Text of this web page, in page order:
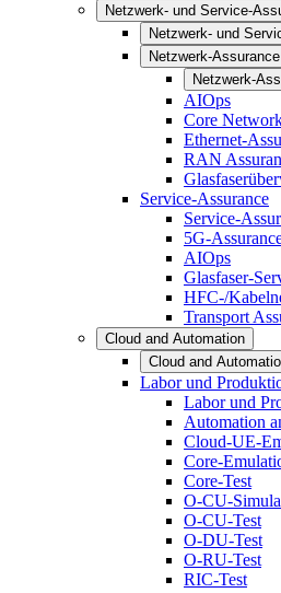
Netzwerk- und Service-
Netzwerk- und
Netzwerk-Assurance
Netzwerk-
AIOps
Core
Ethernet-
RAN
Service-Assurance
Service-
5G-
AIOps
Glasfaser-
HFC-/
Transport
Cloud and Automation
Cloud and
Labor und
Labor und
Automation
Cloud-UE-
Core-
Core-Test
O-CU-
O-CU-Test
O-DU-Test
O-RU-Test
RIC-Test